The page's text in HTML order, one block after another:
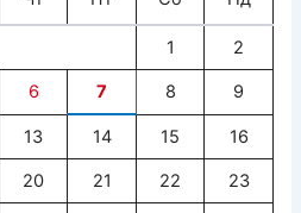
1 2
6 7 8 9
13 14 15 16
20 21 22 23